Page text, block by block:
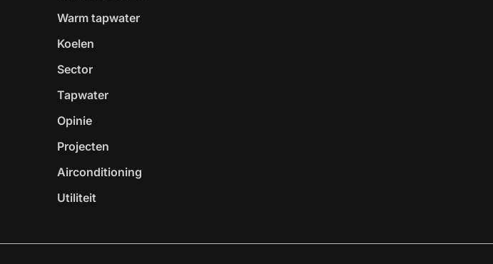
Warm tapwater
Koelen
Sector
Tapwater
Opinie
Projecten
Airconditioning
Utiliteit